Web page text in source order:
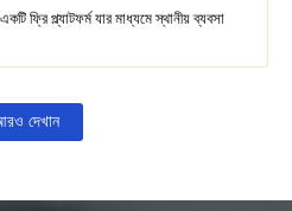
প্ল্যাটফর্ম যার মাধ্যমে স্থানীয় ব্যবসা
দেখান